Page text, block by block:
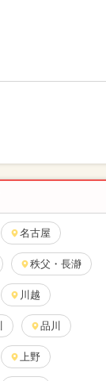
名古屋
秩父・長瀞
川越
品川
上野